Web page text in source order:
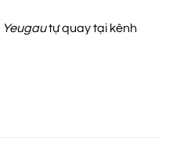
Yeugautự quay tại kênh